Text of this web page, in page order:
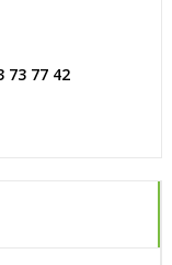
73 77 42